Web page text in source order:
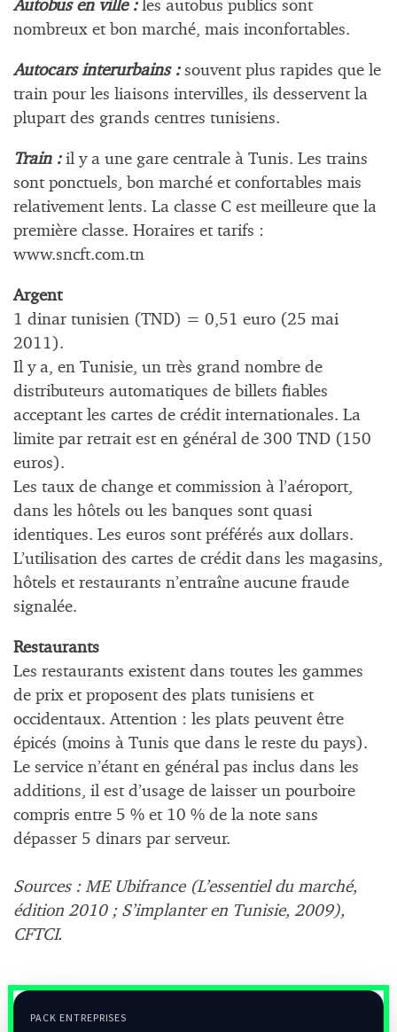
Autobus en ville :les autobus publics sont
nombreux et bon marché, mais inconfortables.
Autocars interurbains :souvent plus rapides que le
train pour les liaisons intervilles, ils desservent la
plupart des grands centres tunisiens.
Train :il y a une gare centrale à Tunis. Les trains
sont ponctuels, bon marché et confortables mais
relativement lents. La classe C est meilleure que la
première classe. Horaires et tarifs :
www.sncft.com.tn
Argent
1 dinar tunisien (TND) = 0,51 euro (25 mai
2011).
Il y a, en Tunisie, un très grand nombre de
distributeurs automatiques de billets fiables
acceptant les cartes de crédit internationales. La
limite par retrait est en général de 300 TND (150
euros).
Les taux de change et commission à l’aéroport,
dans les hôtels ou les banques sont quasi
identiques. Les euros sont préférés aux dollars.
L’utilisation des cartes de crédit dans les magasins,
hôtels et restaurants n’entraîne aucune fraude
signalée.
Restaurants
Les restaurants existent dans toutes les gammes
de prix et proposent des plats tunisiens et
occidentaux. Attention : les plats peuvent être
épicés (moins à Tunis que dans le reste du pays).
Le service n’étant en général pas inclus dans les
additions, il est d’usage de laisser un pourboire
compris entre 5 % et 10 % de la note sans
dépasser 5 dinars par serveur.
Sources : ME Ubifrance (L’essentiel du marché,
édition 2010 ; S’implanter en Tunisie, 2009),
CFTCI.
PACK ENTREPRISES